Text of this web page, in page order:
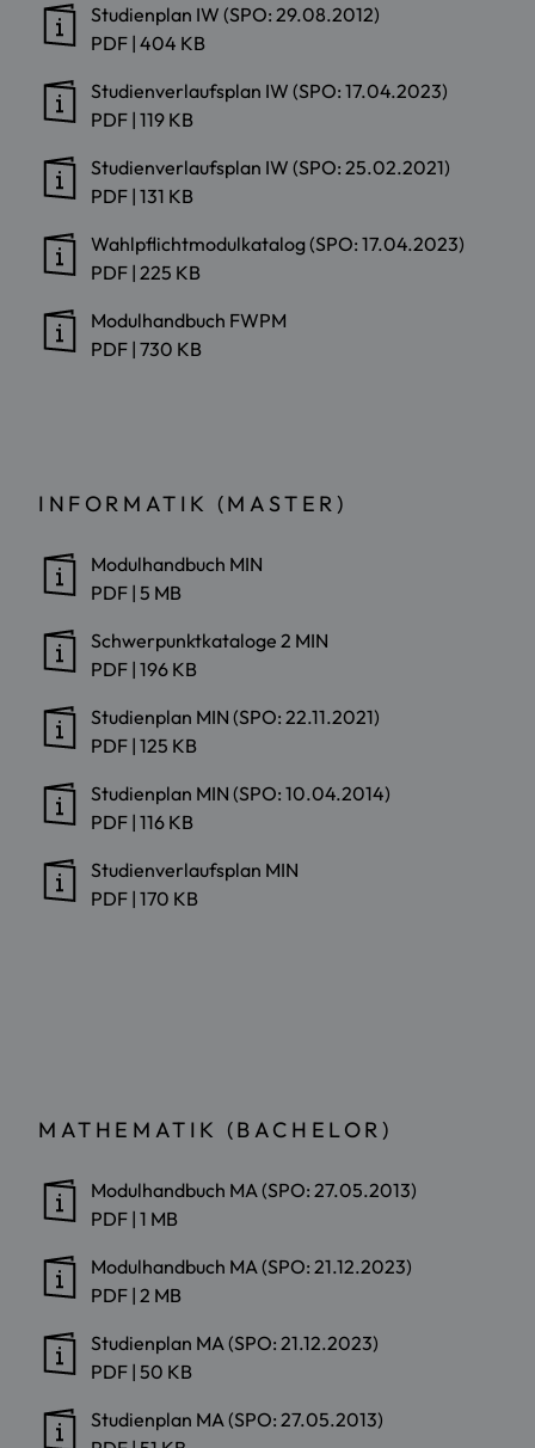
Studienplan IW (SPO: 29.08.2012)
PDF | 404 KB
Studienverlaufsplan IW (SPO: 17.04.2023)
PDF | 119 KB
Studienverlaufsplan IW (SPO: 25.02.2021)
PDF | 131 KB
Wahlpflichtmodulkatalog (SPO: 17.04.2023)
PDF | 225 KB
Modulhandbuch FWPM
PDF | 730 KB
INFORMATIK (MASTER)
Modulhandbuch MIN
PDF | 5 MB
Schwerpunktkataloge 2 MIN
PDF | 196 KB
Studienplan MIN (SPO: 22.11.2021)
PDF | 125 KB
Studienplan MIN (SPO: 10.04.2014)
PDF | 116 KB
Studienverlaufsplan MIN
PDF | 170 KB
MATHEMATIK (BACHELOR)
Modulhandbuch MA (SPO: 27.05.2013)
PDF | 1 MB
Modulhandbuch MA (SPO: 21.12.2023)
PDF | 2 MB
Studienplan MA (SPO: 21.12.2023)
PDF | 50 KB
Studienplan MA (SPO: 27.05.2013)